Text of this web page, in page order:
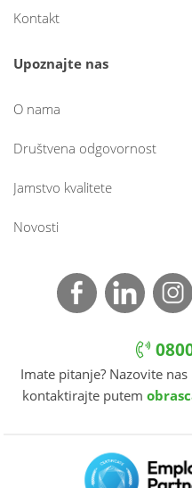
Kontakt
Upoznajte nas
O nama
Društvena odgovornost
Jamstvo kvalitete
Novosti
Imate pitanje? Nazovite
kontaktirajte putem